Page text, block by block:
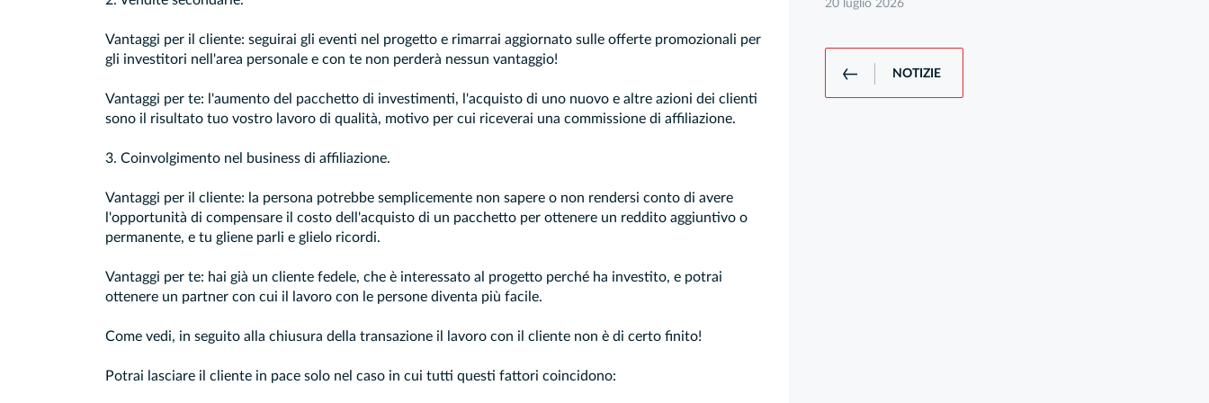
Vantaggi per il cliente: seguirai gli eventi nel progetto e rimarrai aggiornato sulle offerte promozionali per
gli investitori nell'area personale e con te non perderà nessun vantaggio!
Vantaggi per te: l'aumento del pacchetto di investimenti, l'acquisto di uno nuovo e altre azioni dei clienti
sono il risultato tuo vostro lavoro di qualità, motivo per cui riceverai una commissione di affiliazione.
3. Coinvolgimento nel business di affiliazione.
Vantaggi per il cliente: la persona potrebbe semplicemente non sapere o non rendersi conto di avere
l'opportunità di compensare il costo dell'acquisto di un pacchetto per ottenere un reddito aggiuntivo o
permanente, e tu gliene parli e glielo ricordi.
Vantaggi per te: hai già un cliente fedele, che è interessato al progetto perché ha investito, e potrai
ottenere un partner con cui il lavoro con le persone diventa più facile.
Come vedi, in seguito alla chiusura della transazione il lavoro con il cliente non è di certo finito!
Potrai lasciare il cliente in pace solo nel caso in cui tutti questi fattori coincidono:
20 luglio 2026
NOTIZIE